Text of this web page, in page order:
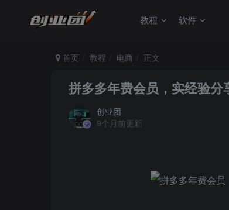
教程 软件
首页 教程 电商 正文
拼多多年费会员，实经验
创业团
9个月前更新